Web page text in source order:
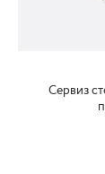
Сервиз